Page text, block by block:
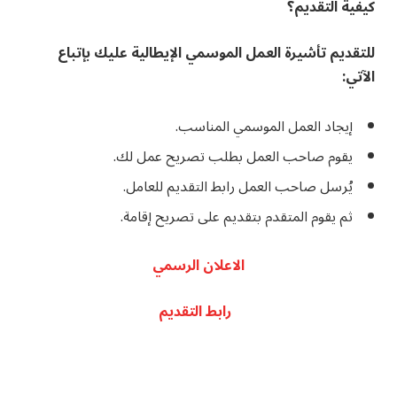
كيفية التقديم؟
للتقديم تأشيرة العمل الموسمي الإيطالية عليك بإتباع
الآتي:
إيجاد العمل الموسمي المناسب.
يقوم صاحب العمل بطلب تصريح عمل لك.
يُرسل صاحب العمل رابط التقديم للعامل.
ثم يقوم المتقدم بتقديم على تصريح إقامة.
الاعلان الرسمي
رابط التقديم